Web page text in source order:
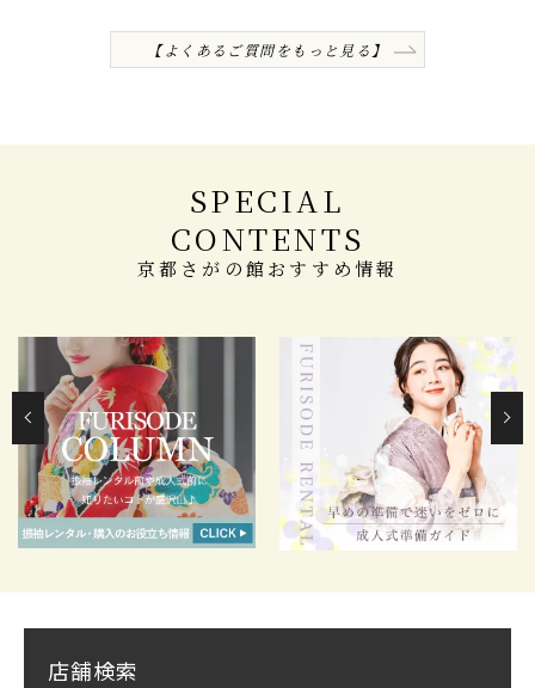
【よくあるご質問をもっと見る】
SPECIAL
CONTENTS
京都さがの館おすすめ情報
店舗検索